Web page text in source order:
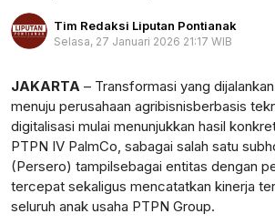
Tim Redaksi Liputan Pontianak
Selasa, 27 Januari 2026 21:17 WIB
JAKARTA – Transformasi yang dijalankan
menuju perusahaan agribisnisberbasis
digitalisasi mulai menunjukkan hasil
PTPN IV PalmCo, sabagai salah satu
(Persero) tampilsebagai entitas dengan
tercepat sekaligus mencatatkan kinerja
seluruh anak usaha PTPN Group.